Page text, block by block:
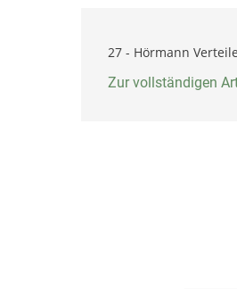
27 - Hörmann
Zur vollständigen